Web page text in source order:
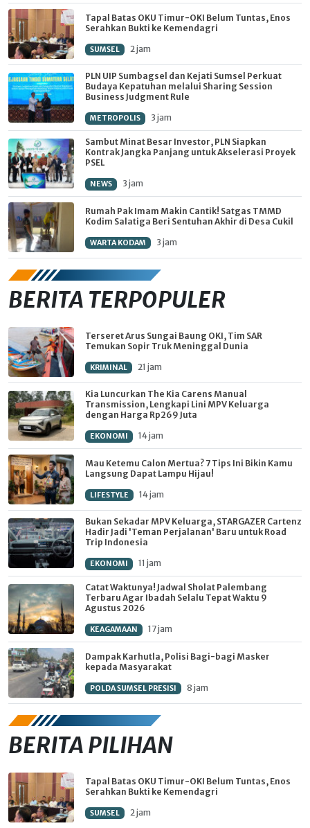
Tapal Batas OKU Timur-OKI Belum Tuntas, Enos
Serahkan Bukti ke Kemendagri
SUMSEL 2 jam
PLN UIP Sumbagsel dan Kejati Sumsel Perkuat
Budaya Kepatuhan melalui Sharing Session
Business Judgment Rule
METROPOLIS 3 jam
Sambut Minat Besar Investor, PLN Siapkan
Kontrak Jangka Panjang untuk Akselerasi Proyek
PSEL
NEWS 3 jam
Rumah Pak Imam Makin Cantik! Satgas TMMD
Kodim Salatiga Beri Sentuhan Akhir di Desa Cukil
WARTA KODAM 3 jam
BERITA TERPOPULER
Terseret Arus Sungai Baung OKI, Tim SAR
Temukan Sopir Truk Meninggal Dunia
KRIMINAL 21 jam
Kia Luncurkan The Kia Carens Manual
Transmission, Lengkapi Lini MPV Keluarga
dengan Harga Rp269 Juta
EKONOMI 14 jam
Mau Ketemu Calon Mertua? 7 Tips Ini Bikin Kamu
Langsung Dapat Lampu Hijau!
LIFESTYLE 14 jam
Bukan Sekadar MPV Keluarga, STARGAZER Cartenz
Hadir Jadi 'Teman Perjalanan' Baru untuk Road
Trip Indonesia
EKONOMI 11 jam
Catat Waktunya! Jadwal Sholat Palembang
Terbaru Agar Ibadah Selalu Tepat Waktu 9
Agustus 2026
KEAGAMAAN 17 jam
Dampak Karhutla, Polisi Bagi-bagi Masker
kepada Masyarakat
POLDA SUMSEL PRESISI 8 jam
BERITA PILIHAN
Tapal Batas OKU Timur-OKI Belum Tuntas, Enos
Serahkan Bukti ke Kemendagri
SUMSEL 2 jam